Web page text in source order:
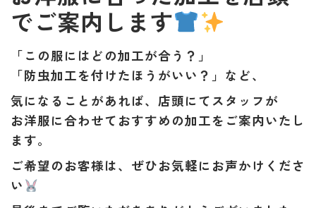
でご案内します
「この服にはどの加工が合う？」
「防虫加工を付けたほうがいい？」など、
気になることがあれば、店頭にてスタッフが
お洋服に合わせておすすめの加工をご案内いたし
ます。
ご希望のお客様は、ぜひお気軽にお声かけくださ
い